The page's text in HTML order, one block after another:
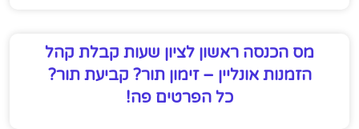
מס הכנסה ראשון לציון שעות קבלת קהל
הזמנות אונליין – זימון תור? קביעת תור?
כל הפרטים פה!